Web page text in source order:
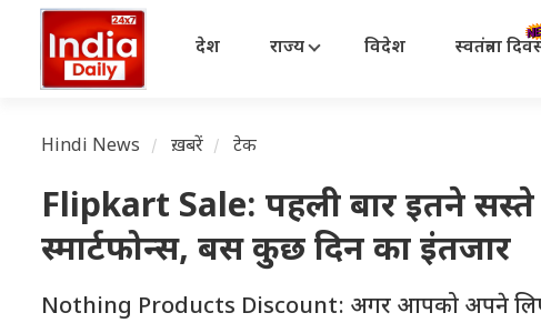
देश राज्य विदेश स्वतंत्रता
Hindi News ख़बरें टेक
Flipkart Sale: पहली बार इतने
स्मार्टफोन्स, बस कुछ दिन का इंतजार
Nothing Products Discount: अगर आपको अपने लिए